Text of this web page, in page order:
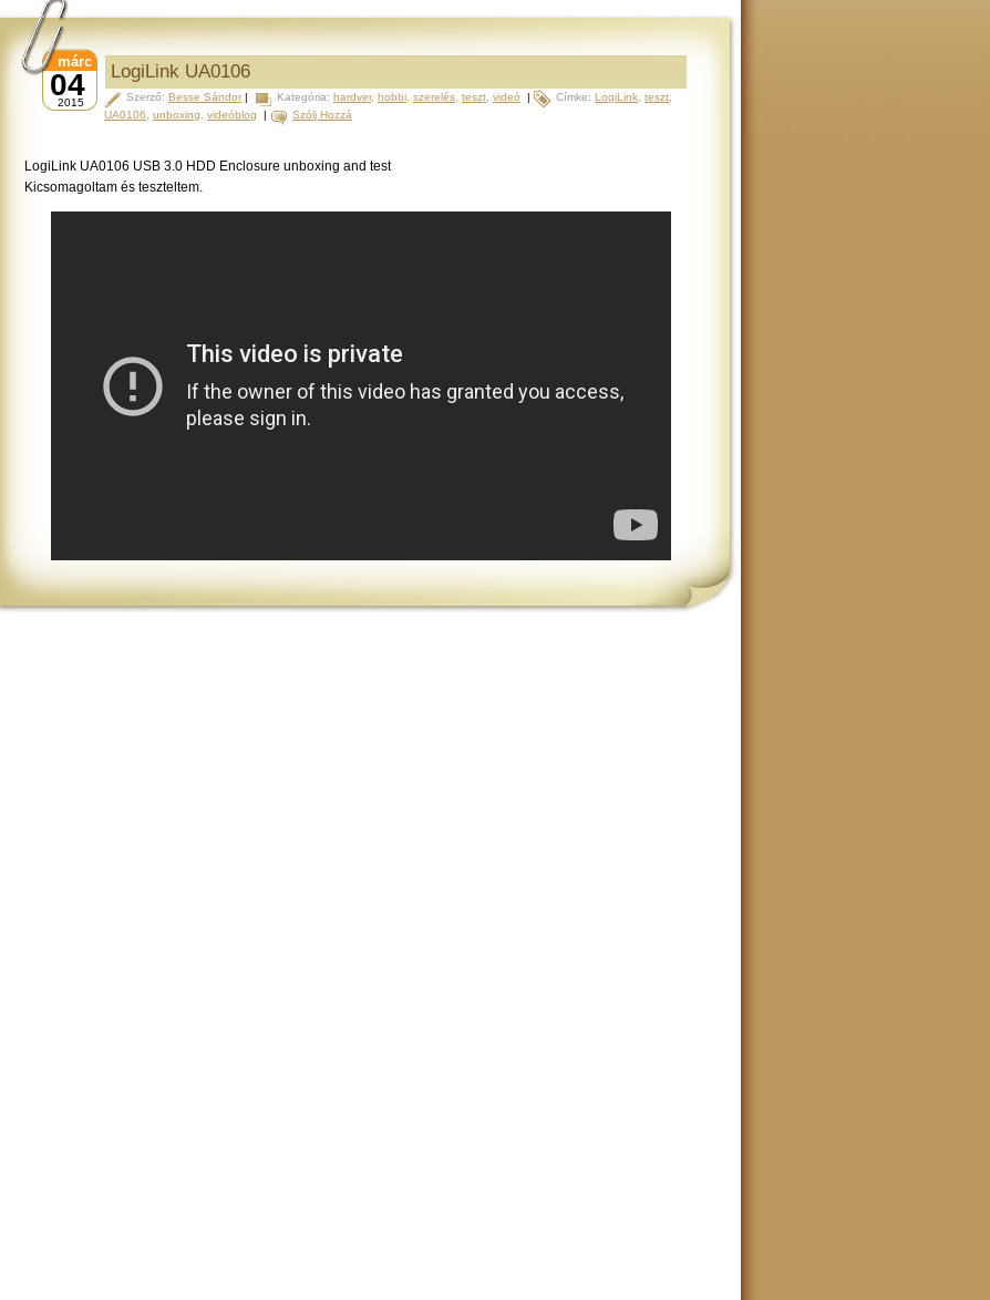
04
márc
2015
LogiLink UA0106
Szerző: Besse Sándor | Kategória: hardver, hobbi szerelés teszt videó | Címke: LogiLink teszt
UA0106
unboxing videóblog | Szólj Hozzá
LogiLink UA0106 USB 3.0 HDD Enclosure unboxing and test
Kicsomagoltam és teszteltem.